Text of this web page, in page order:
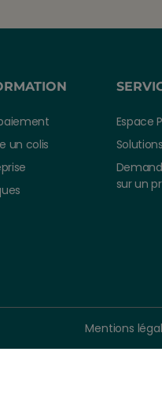
un colis
Espace
sur un
Mentions